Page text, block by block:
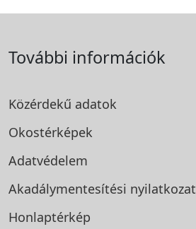
További információk
Közérdekű adatok
Okostérképek
Adatvédelem
Akadálymentesítési nyilatkozat
Honlaptérkép